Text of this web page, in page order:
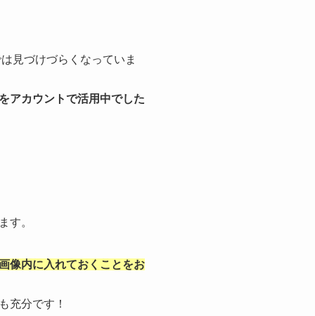
見づけづらくなっていま
アカウントで活用中でした
す。
像内に入れておくことをお
充分です！